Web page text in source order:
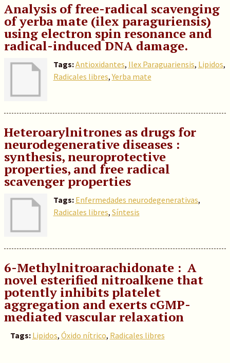
Analysis of free-radical scavenging
of yerba mate (ilex paraguriensis)
using electron spin resonance and
radical-induced DNA damage.
Tags:Antioxidantes, Ilex Paraguariensis, Lipidos,
Radicales libres,Yerba mate
Heteroarylnitrones as drugs for
neurodegenerative diseases :
synthesis, neuroprotective
properties, and free radical
scavenger properties
Tags: Enfermedades neurodegenerativas,
Radicales libres, Síntesis
6-Methylnitroarachidonate : A
novel esterified nitroalkene that
potently inhibits platelet
aggregation and exerts cGMP-
mediated vascular relaxation
Tags: Lipidos, Óxido nítrico, Radicales libres